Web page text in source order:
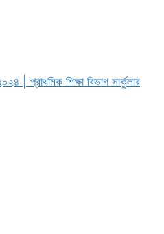
| প্রাথমিক শিক্ষা বিভাগ সার্কুলার